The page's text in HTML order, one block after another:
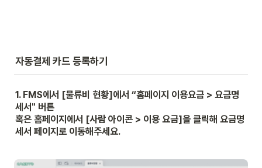
자동결제 카드 등록하기
1. FMS에서 [물류비 현황]에서 “홈페이지 이용요금 > 요금명
세서" 버튼
혹은 홈페이지에서 [사람 아이콘 > 이용 요금]을 클릭해 요금명
세서 페이지로 이동해주세요.